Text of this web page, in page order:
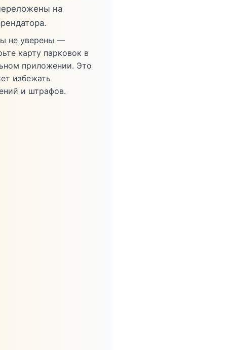
на
не уверены —
карту парковок в
приложении. Это
избежать
и штрафов.